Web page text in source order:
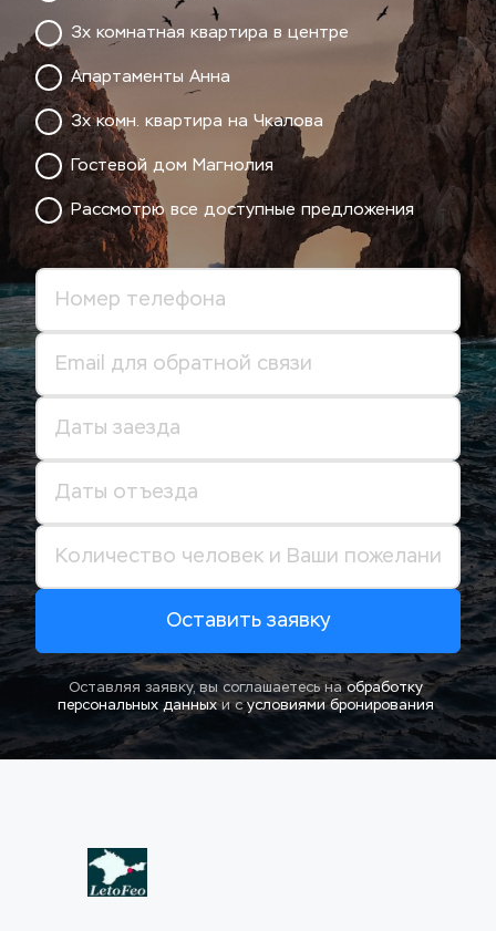
3х комнатная квартира в центре
Апартаменты Анна
3х комн. квартира на Чкалова
Гостевой дом Магнолия
Рассмотрю все доступные предложения
Оставить заявку
Оставляя заявку, вы соглашаетесь на обработку
персональных данных и с условиями бронирования